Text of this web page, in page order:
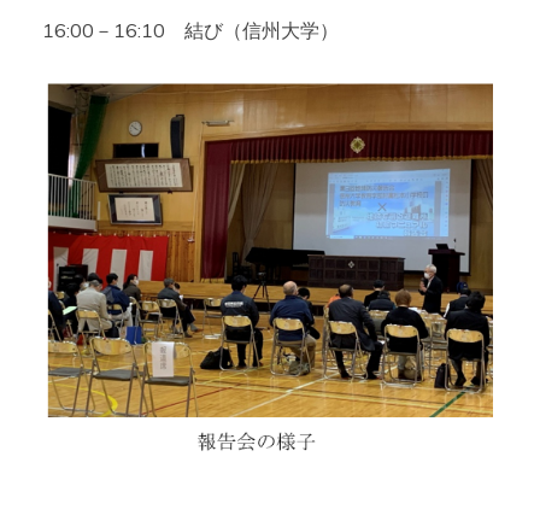
16:00－16:10 結び（信州大学）